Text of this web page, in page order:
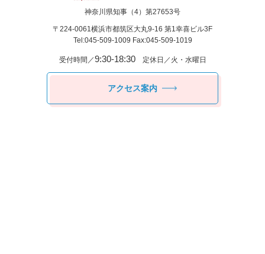
神奈川県知事（4）第27653号
〒224-0061 横浜市都筑区⼤丸9-16 第1幸喜ビル3F
Tel:045-509-1009 Fax:045-509-1019
受付時間／9:30-18:30定休日／火・水曜日
アクセス案内